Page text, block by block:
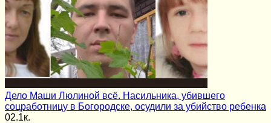
Дело Маши Люлиной всё. Насильника, убившего
соцработницу в Богородске, осудили за убийство ребенка
02.1к.